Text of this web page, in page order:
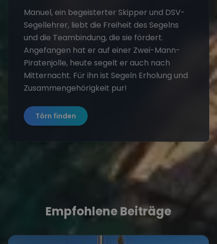
Manuel, ein begeisterter Skipper und DSV-
Segellehrer, liebt die Freiheit des Segelns
und die Teambindung, die sie fördert.
Angefangen hat er auf einer Zwei-Mann-
Piratenjolle, heute segelt er auch nach
Mitternacht. Für ihn ist Segeln Erholung und
Zusammengehörigkeit pur!
Törn finden
Empfohlene Beiträge